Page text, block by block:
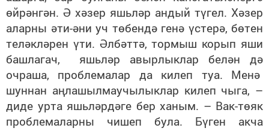
өйрәнгән. Ә хәзер яшьләр андый түгел. Хәзер
аларны әти-әни уч төбендә генә үстерә, бөтен
теләкләрен үти. Әлбәттә, тормыш корып яши
башлагач, яшьләр авырлыклар белән дә
очраша, проблемалар да килеп туа. Менә
шуннан аңлашылмаучылыклар килеп чыга, –
диде урта яшьләрдәге бер ханым. – Вак-төяк
проблемаларны чишеп була. Бүген акча